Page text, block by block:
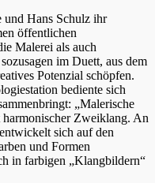
und Hans Schulz ihr
öffentlichen
Malerei als auch
im Duett, aus dem
Potenzial schöpfen.
bediente sich
„Malerische
Zweiklang. An
sich auf den
und Formen
in farbigen „Klangbildern“